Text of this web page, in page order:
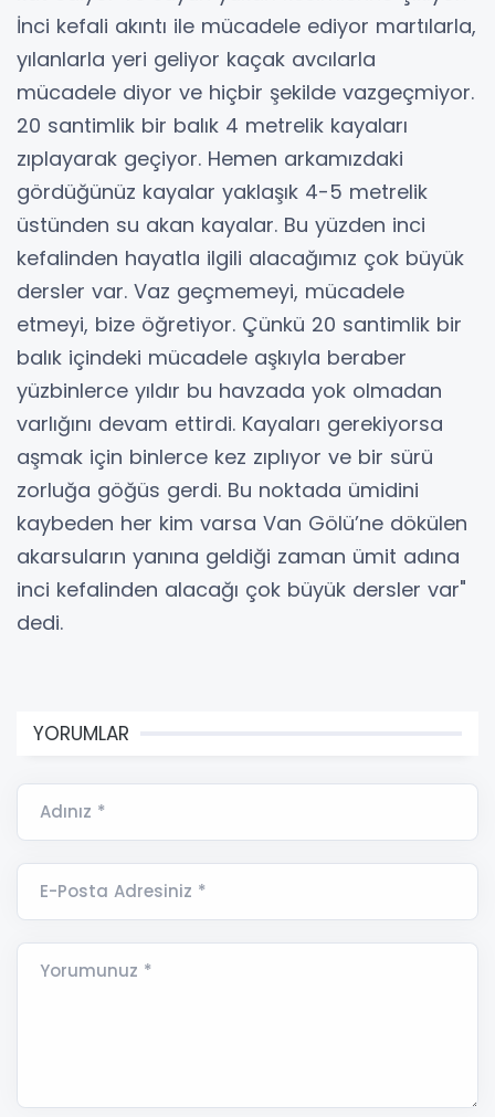
İnci kefali akıntı ile mücadele ediyor martılarla,
yılanlarla yeri geliyor kaçak avcılarla
mücadele diyor ve hiçbir şekilde vazgeçmiyor.
20 santimlik bir balık 4 metrelik kayaları
zıplayarak geçiyor. Hemen arkamızdaki
gördüğünüz kayalar yaklaşık 4-5 metrelik
üstünden su akan kayalar. Bu yüzden inci
kefalinden hayatla ilgili alacağımız çok büyük
dersler var. Vaz geçmemeyi, mücadele
etmeyi, bize öğretiyor. Çünkü 20 santimlik bir
balık içindeki mücadele aşkıyla beraber
yüzbinlerce yıldır bu havzada yok olmadan
varlığını devam ettirdi. Kayaları gerekiyorsa
aşmak için binlerce kez zıplıyor ve bir sürü
zorluğa göğüs gerdi. Bu noktada ümidini
kaybeden her kim varsa Van Gölü’ne dökülen
akarsuların yanına geldiği zaman ümit adına
inci kefalinden alacağı çok büyük dersler var"
dedi.
YORUMLAR
Adınız *
E-Posta Adresiniz *
Yorumunuz *